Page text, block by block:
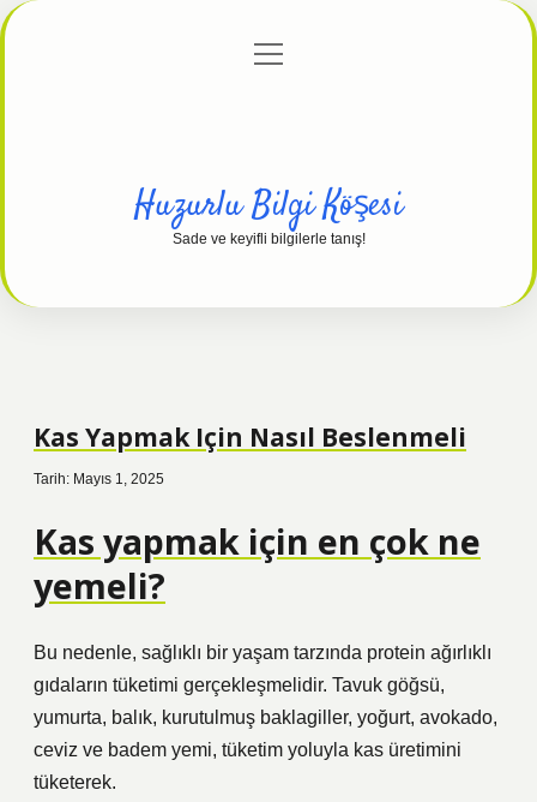
Gizlilik Politikası
menüyü
Huzurlu Bilgi Köşesi
Sade ve keyifli bilgilerle tanış!
Kas Yapmak Için Nasıl Beslenmeli
Tarih: Mayıs 1, 2025
Kas yapmak için en çok ne
yemeli?
Bu nedenle, sağlıklı bir yaşam tarzında protein ağırlıklı
gıdaların tüketimi gerçekleşmelidir. Tavuk göğsü,
yumurta, balık, kurutulmuş baklagiller, yoğurt, avokado,
ceviz ve badem yemi, tüketim yoluyla kas üretimini
tüketerek.